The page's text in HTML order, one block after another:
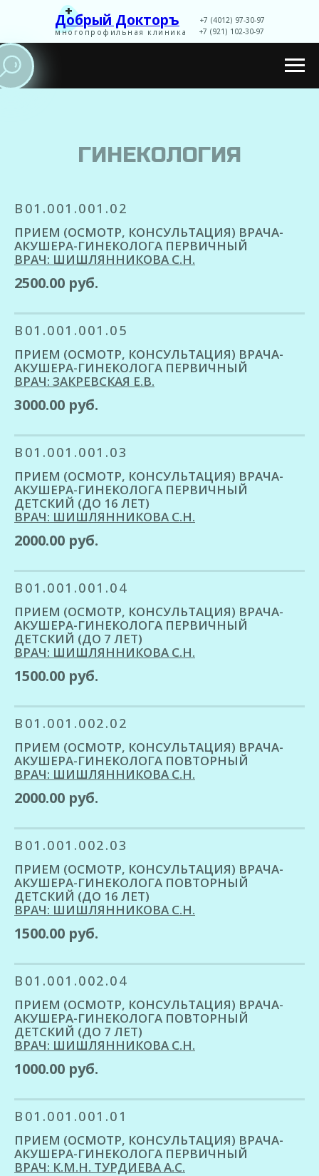
многопрофильная клиника
+
Добрый Докторъ
+7 (4012) 97-30-97
+7 (921) 102-30-97
ГИНЕКОЛОГИЯ
B01.001.001.02
ПРИЕМ (ОСМОТР, КОНСУЛЬТАЦИЯ) ВРАЧА-
АКУШЕРА-ГИНЕКОЛОГА ПЕРВИЧНЫЙ
ВРАЧ: ШИШЛЯННИКОВА С.Н.
2500.00 руб.
B01.001.001.05
ПРИЕМ (ОСМОТР, КОНСУЛЬТАЦИЯ) ВРАЧА-
АКУШЕРА-ГИНЕКОЛОГА ПЕРВИЧНЫЙ
ВРАЧ: ЗАКРЕВСКАЯ Е.В.
3000.00 руб.
B01.001.001.03
ПРИЕМ (ОСМОТР, КОНСУЛЬТАЦИЯ) ВРАЧА-
АКУШЕРА-ГИНЕКОЛОГА ПЕРВИЧНЫЙ
ДЕТСКИЙ (ДО 16 ЛЕТ)
ВРАЧ: ШИШЛЯННИКОВА С.Н.
2000.00 руб.
B01.001.001.04
ПРИЕМ (ОСМОТР, КОНСУЛЬТАЦИЯ) ВРАЧА-
АКУШЕРА-ГИНЕКОЛОГА ПЕРВИЧНЫЙ
ДЕТСКИЙ (ДО 7 ЛЕТ)
ВРАЧ: ШИШЛЯННИКОВА С.Н.
1500.00 руб.
B01.001.002.02
ПРИЕМ (ОСМОТР, КОНСУЛЬТАЦИЯ) ВРАЧА-
АКУШЕРА-ГИНЕКОЛОГА ПОВТОРНЫЙ
ВРАЧ: ШИШЛЯННИКОВА С.Н.
2000.00 руб.
B01.001.002.03
ПРИЕМ (ОСМОТР, КОНСУЛЬТАЦИЯ) ВРАЧА-
АКУШЕРА-ГИНЕКОЛОГА ПОВТОРНЫЙ
ДЕТСКИЙ (ДО 16 ЛЕТ)
ВРАЧ: ШИШЛЯННИКОВА С.Н.
1500.00 руб.
B01.001.002.04
ПРИЕМ (ОСМОТР, КОНСУЛЬТАЦИЯ) ВРАЧА-
АКУШЕРА-ГИНЕКОЛОГА ПОВТОРНЫЙ
ДЕТСКИЙ (ДО 7 ЛЕТ)
ВРАЧ: ШИШЛЯННИКОВА С.Н.
1000.00 руб.
B01.001.001.01
ПРИЕМ (ОСМОТР, КОНСУЛЬТАЦИЯ) ВРАЧА-
АКУШЕРА-ГИНЕКОЛОГА ПЕРВИЧНЫЙ
ВРАЧ: К.М.Н. ТУРДИЕВА А.С.